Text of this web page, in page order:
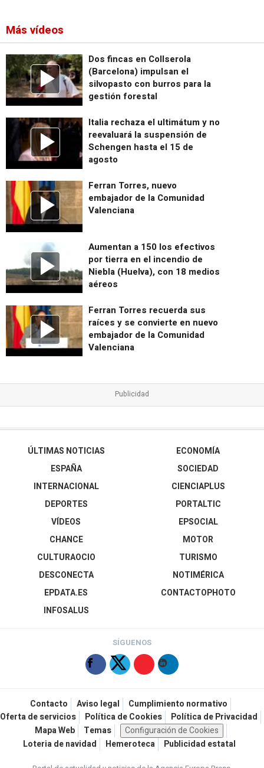
Más vídeos
Dos fincas en Collserola
(Barcelona) impulsan el
silvopasto con burros para la
gestión forestal
Italia rechaza el ultimátum y no
reevaluará la suspensión de
Schengen hasta el 15 de
agosto
Ferran Torres, nuevo
embajador de la Comunidad
Valenciana
Aumentan a 150 los efectivos
por tierra en el incendio de
Niebla (Huelva), con 18 medios
aéreos
Ferran Torres recuerda sus
raíces y se convierte en nuevo
embajador de la Comunidad
Valenciana
ÚLTIMAS NOTICIAS
ESPAÑA
INTERNACIONAL
DEPORTES
VÍDEOS
ECONOMÍA
SOCIEDAD
CIENCIAPLUS
PORTALTIC
EPSOCIAL
CHANCE
CULTURAOCIO
DESCONECTA
EPDATA.ES
INFOSALUS
MOTOR
TURISMO
NOTIMÉRICA
CONTACTOPHOTO
SÍGUENOS
Contacto Aviso legal
Cumplimiento normativo
Oferta de servicios
Política de Cookies
Política de Privacidad
Mapa Web
Temas
Configuración de Cookies
Loteria de navidad
Hemeroteca Publicidad estatal